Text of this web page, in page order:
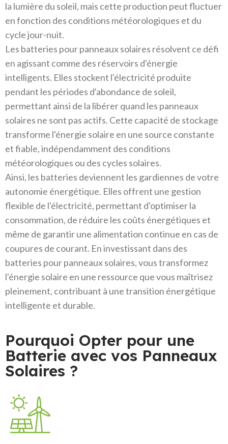
la lumière du soleil, mais cette production peut fluctuer
en fonction des conditions météorologiques et du
cycle jour-nuit.
Les batteries pour panneaux solaires résolvent ce défi
en agissant comme des réservoirs d'énergie
intelligents. Elles stockent l'électricité produite
pendant les périodes d'abondance de soleil,
permettant ainsi de la libérer quand les panneaux
solaires ne sont pas actifs. Cette capacité de stockage
transforme l'énergie solaire en une source constante
et fiable, indépendamment des conditions
météorologiques ou des cycles solaires.
Ainsi, les batteries deviennent les gardiennes de votre
autonomie énergétique. Elles offrent une gestion
flexible de l'électricité, permettant d'optimiser la
consommation, de réduire les coûts énergétiques et
même de garantir une alimentation continue en cas de
coupures de courant. En investissant dans des
batteries pour panneaux solaires, vous transformez
l'énergie solaire en une ressource que vous maîtrisez
pleinement, contribuant à une transition énergétique
intelligente et durable.
Pourquoi Opter pour une
Batterie avec vos Panneaux
Solaires ?